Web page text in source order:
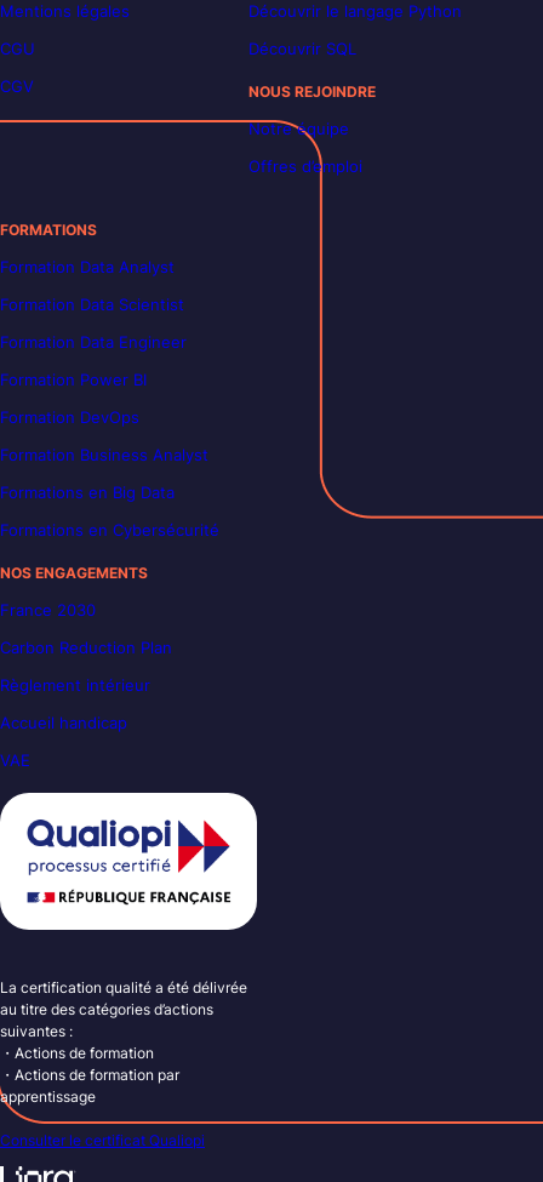
Mentions légales
CGU
CGV
Découvrir le langage Python
Découvrir SQL
NOUS REJOINDRE
Notre équipe
Offres d’emploi
FORMATIONS
Formation Data Analyst
Formation Data Scientist
Formation Data Engineer
Formation Power BI
Formation DevOps
Formation Business Analyst
Formations en Big Data
Formations en Cybersécurité
NOS ENGAGEMENTS
France 2030
Carbon Reduction Plan
Règlement intérieur
Accueil handicap
VAE
La certification qualité a été délivrée
au titre des catégories d’actions
suivantes :
・Actions de formation
・Actions de formation par
apprentissage
Consulter le certificat Qualiopi